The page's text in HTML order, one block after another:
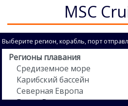
MSC
Выберите регион, корабль, порт